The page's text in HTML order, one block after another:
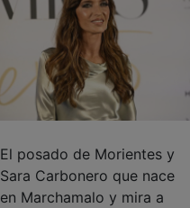
El posado de Morientes y
Sara Carbonero que nace
en Marchamalo y mira a